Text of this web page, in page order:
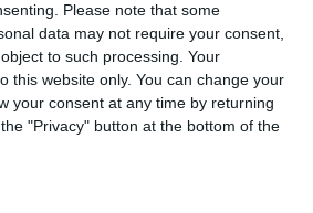
Please note that some
data may not require your consent,
to such processing. Your
this website only. You can change your
your consent at any time by returning
"Privacy" button at the bottom of the